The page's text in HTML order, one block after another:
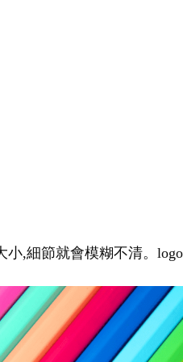
,細節就會模糊不清。